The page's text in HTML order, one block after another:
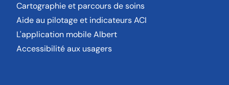
Cartographie et parcours de soins
Aide au pilotage et indicateurs ACI
L'application mobile Albert
Accessibilité aux usagers